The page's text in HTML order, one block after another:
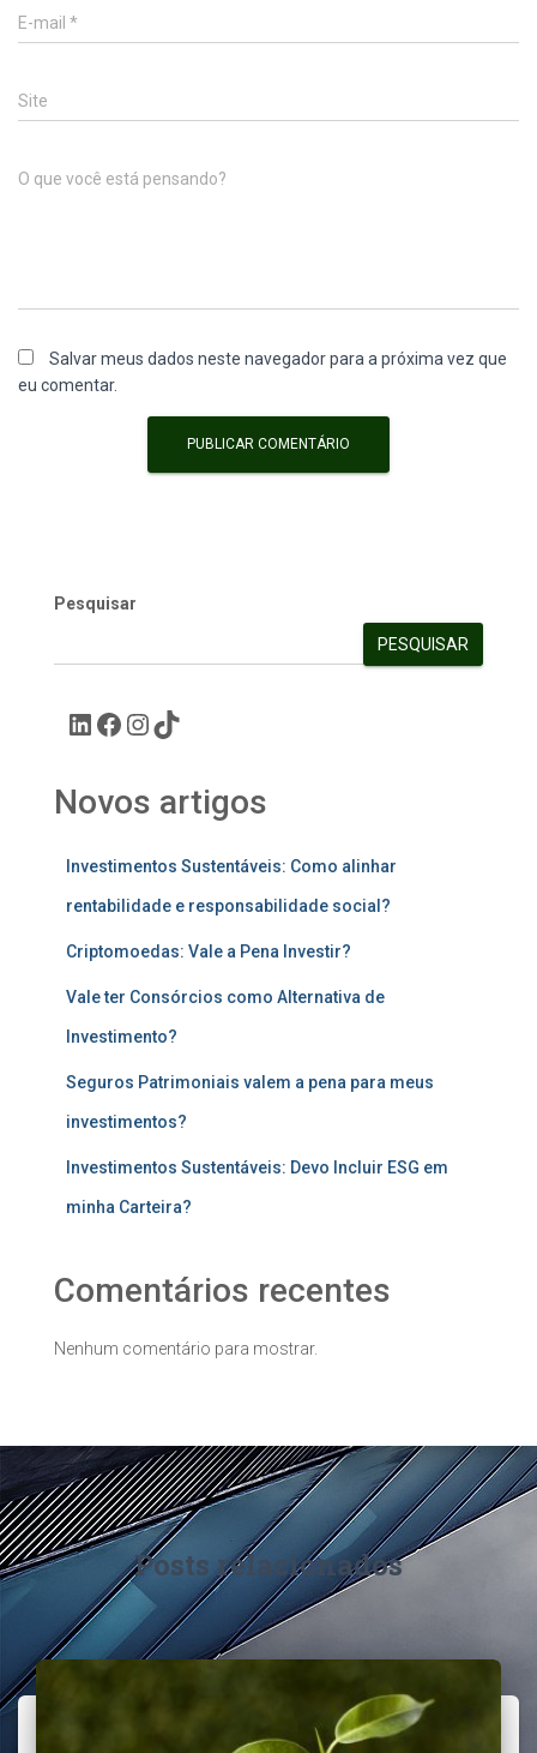
E-mail *
Site
O que você está pensando?
Salvar meus dados neste navegador para a próxima vez que
eu comentar.
Pesquisar
PESQUISAR
Novos artigos
Investimentos Sustentáveis: Como alinhar
rentabilidade e responsabilidade social?
Criptomoedas: Vale a Pena Investir?
Vale ter Consórcios como Alternativa de
Investimento?
Seguros Patrimoniais valem a pena para meus
investimentos?
Investimentos Sustentáveis: Devo Incluir ESG em
minha Carteira?
Comentários recentes
Nenhum comentário para mostrar.
Posts relacionados